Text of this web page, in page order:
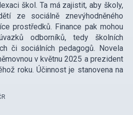
škol. Ta má zajistit, aby školy,
ze sociálně znevýhodněného
prostředků. Finance pak mohou
odborníků, tedy školních
či sociálních pedagogů. Novela
v květnu 2025 a prezident
roku. Účinnost je stanovena na